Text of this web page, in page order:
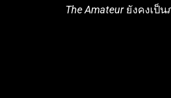
The Amateurยังคงเป็